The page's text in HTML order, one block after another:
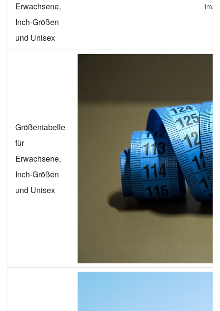
Erwachsene,
Inch-Größen
und Unisex
Größentabelle
für
Erwachsene,
Inch-Größen
und Unisex